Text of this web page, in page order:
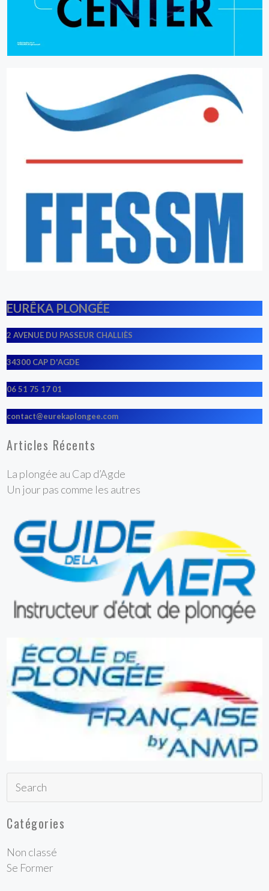
EURÊKA PLONGÉE
2 AVENUE DU PASSEUR CHALLIÈS
34300 CAP D'AGDE
06 51 75 17 01
contact@eurekaplongee.com
Articles Récents
La plongée au Cap d’Agde
Un jour pas comme les autres
Catégories
Non classé
Se Former